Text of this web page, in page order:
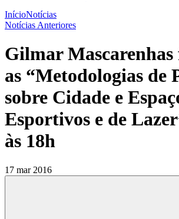
InícioNotícias
Notícias Anteriores
Gilmar Mascarenhas
as “Metodologias de
sobre Cidade e
Esportivos e de
às 18h
17 mar 2016